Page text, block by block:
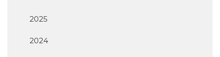
2025
2024